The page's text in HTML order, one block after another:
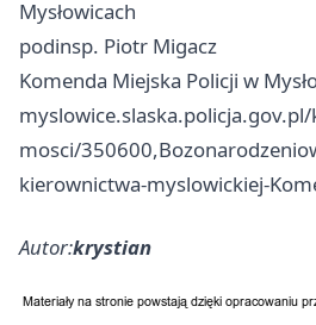
Mysłowicach
podinsp. Piotr Migacz
Komenda Miejska Policji w
mosci/
kierownictwa-myslowickiej-
Autor:krystian